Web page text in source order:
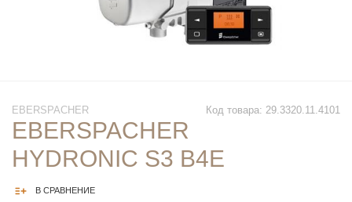
Код товара: 29.3320.11.4101
EBERSPACHER
EBERSPACHER
HYDRONIC S3 B4E
В СРАВНЕНИЕ